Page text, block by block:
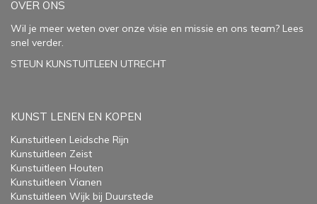
OVER ONS
Wil je meer weten over onze visie en missie en ons team? Lees
snel verder.
STEUN KUNSTUITLEEN UTRECHT
KUNST LENEN EN KOPEN
Kunstuitleen Leidsche Rijn
Kunstuitleen Zeist
Kunstuitleen Houten
Kunstuitleen Vianen
Kunstuitleen Wijk bij Duurstede